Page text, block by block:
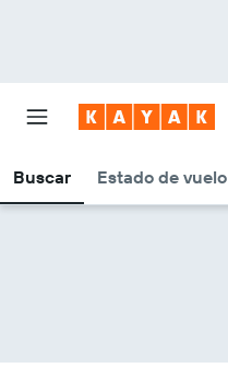
Buscar Estado de vuelo